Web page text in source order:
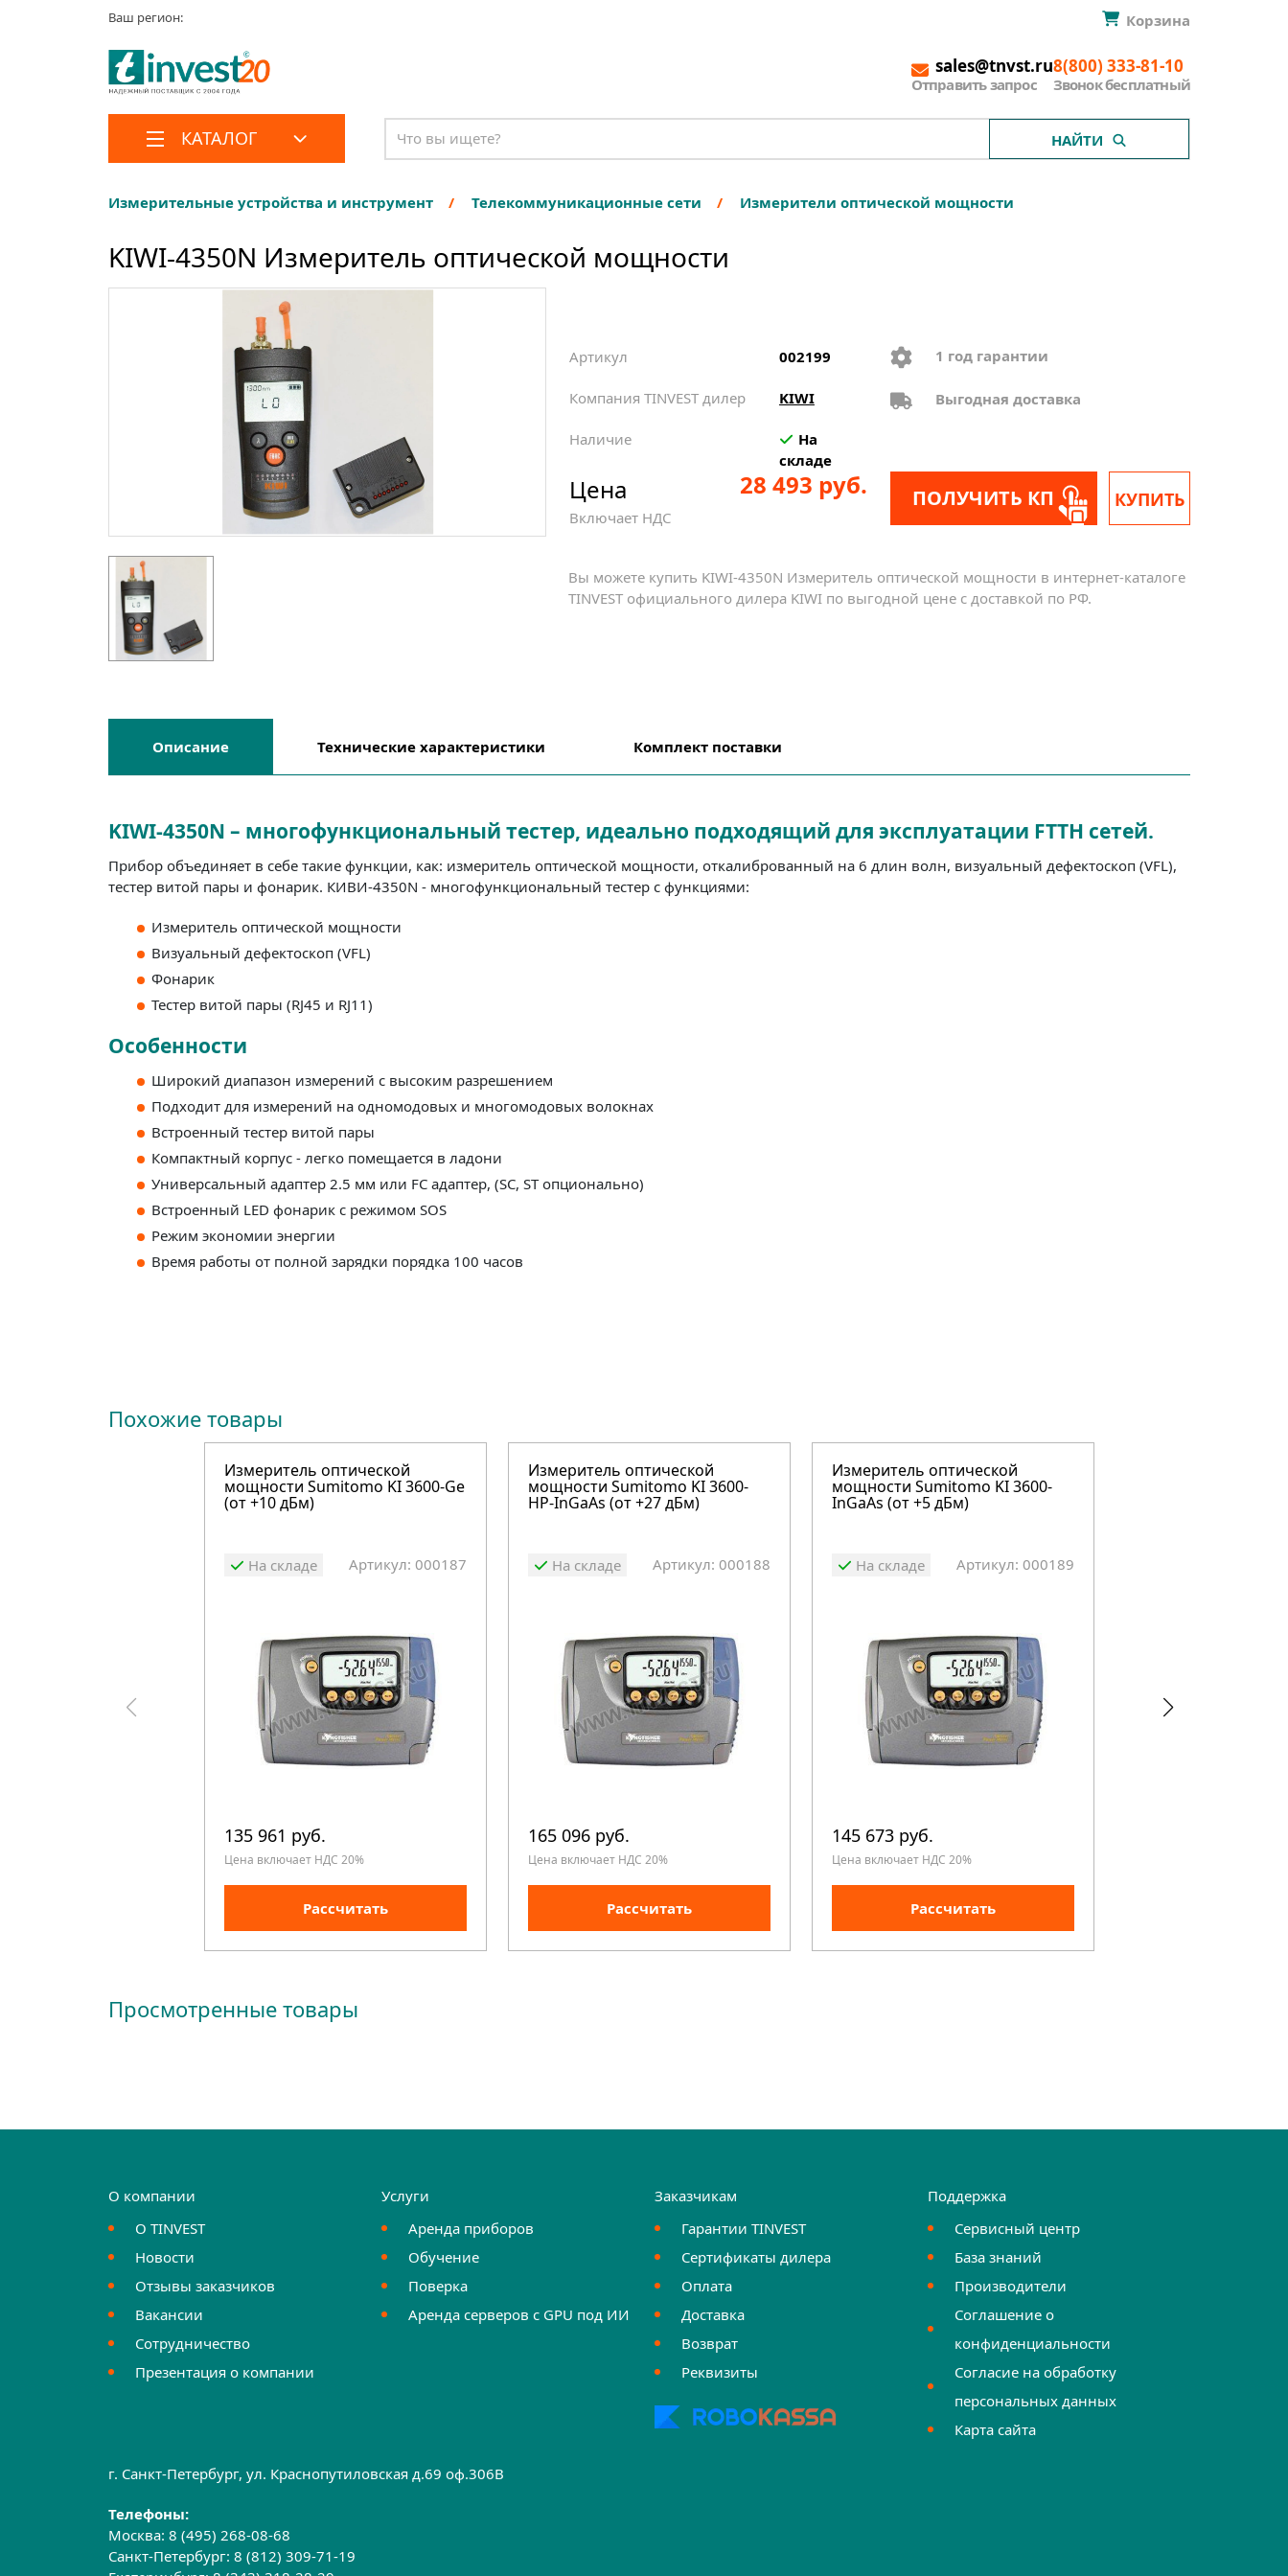
Ваш регион: Корзина
sales@tnvst.ru
Отправить запрос
8(800) 333-81-10
Звонок бесплатный
КАТАЛОГ НАЙТИ
Измерительные устройства и инструмент Телекоммуникационные сети Измерители оптической мощности
KIWI-4350N Измеритель оптической мощности
Артикул 002199
Компания TINVEST дилер KIWI
Наличие
На
складе
1 год гарантии
Выгодная доставка
Цена
Включает НДС
28 493 руб. ПОЛУЧИТЬ КП КУПИТЬ
Вы можете купить KIWI-4350N Измеритель оптической мощности в интернет-каталоге
TINVEST официального дилера KIWI по выгодной цене с доставкой по РФ.
Описание Техническиехарактеристики Комплект поставки
KIWI-4350N – многофункциональный тестер, идеально подходящий для эксплуатации FTTH сетей.
Прибор объединяет в себе такие функции, как: измеритель оптической мощности, откалиброванный на 6 длин волн, визуальный дефектоскоп (VFL),
тестер витой пары и фонарик. КИВИ-4350N - многофункциональный тестер с функциями:
Измеритель оптической мощности
Визуальный дефектоскоп (VFL)
Фонарик
Тестер витой пары (RJ45 и RJ11)
Особенности
Широкий диапазон измерений с высоким разрешением
Подходит для измерений на одномодовых и многомодовых волокнах
Встроенный тестер витой пары
Компактный корпус - легко помещается в ладони
Универсальный адаптер 2.5 мм или FC адаптер, (SC, ST опционально)
Встроенный LED фонарик с режимом SOS
Режим экономии энергии
Время работы от полной зарядки порядка 100 часов
Похожие товары
Измеритель оптической
мощности Sumitomo KI 3600-Ge
(от +10 дБм)
На складе Артикул: 000187
135 961 руб.
Цена включает НДС 20%
Рассчитать
Измеритель оптической
мощности Sumitomo KI 3600-
HP-InGaAs (от +27 дБм)
На складе Артикул: 000188
165 096 руб.
Цена включает НДС 20%
Рассчитать
Измеритель оптической
мощности Sumitomo KI 3600-
InGaAs (от +5 дБм)
На складе Артикул: 000189
145 673 руб.
Цена включает НДС 20%
Рассчитать
Просмотренные товары
О компании
О TINVEST
Новости
Отзывы заказчиков
Вакансии
Сотрудничество
Презентация о компании
Услуги
Аренда приборов
Обучение
Поверка
Аренда серверов с GPU под ИИ
Заказчикам
Гарантии TINVEST
Сертификаты дилера
Оплата
Доставка
Возврат
Реквизиты
Поддержка
Сервисный центр
База знаний
Производители
Соглашение о
конфиденциальности
Согласие на обработку
персональных данных
Карта сайта
г. Санкт-Петербург, ул. Краснопутиловская д.69 оф.306B
Телефоны:
Москва:8 (495) 268-08-68
Санкт-Петербург:8 (812) 309-71-19